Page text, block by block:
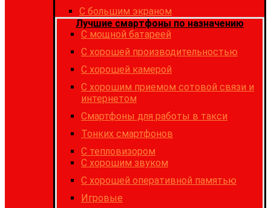
С большим экраном
Лучшие смартфоны по назначению
C мощной батареей
C хорошей производительностью
C хорошей камерой
С хорошим приемом сотовой связи и
интернетом
Cмартфоны для работы в такси
Тонких смартфонов
С тепловизором
С хорошим звуком
С хорошей оперативной памятью
Игровые